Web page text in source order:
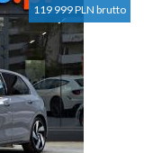
119 999 PLN brutto